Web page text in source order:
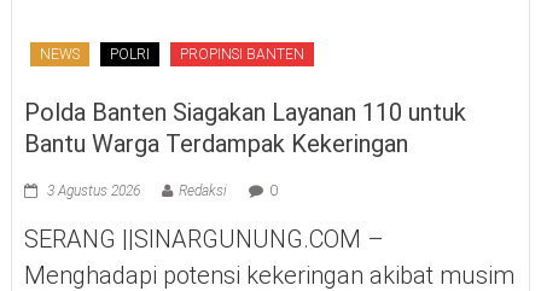
NEWS POLRI PROPINSI BANTEN
Polda Banten Siagakan Layanan 110 untuk
Bantu Warga Terdampak Kekeringan
3 Agustus 2026 Redaksi 0
SERANG ||SINARGUNUNG.COM –
Menghadapi potensi kekeringan akibat musim